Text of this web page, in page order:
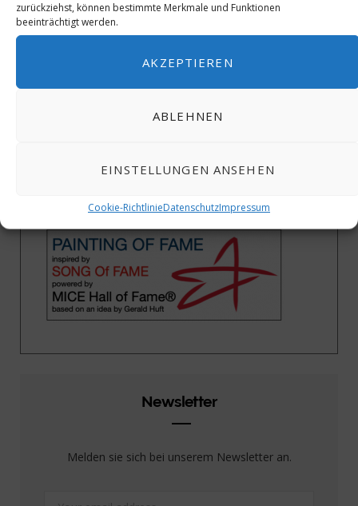
zurückziehst, können bestimmte Merkmale und Funktionen
beeinträchtigt werden.
AKZEPTIEREN
ABLEHNEN
EINSTELLUNGEN ANSEHEN
Cookie-RichtlinieDatenschutzImpressum
Newsletter
Melden sie sich bei unserem Newsletter an.